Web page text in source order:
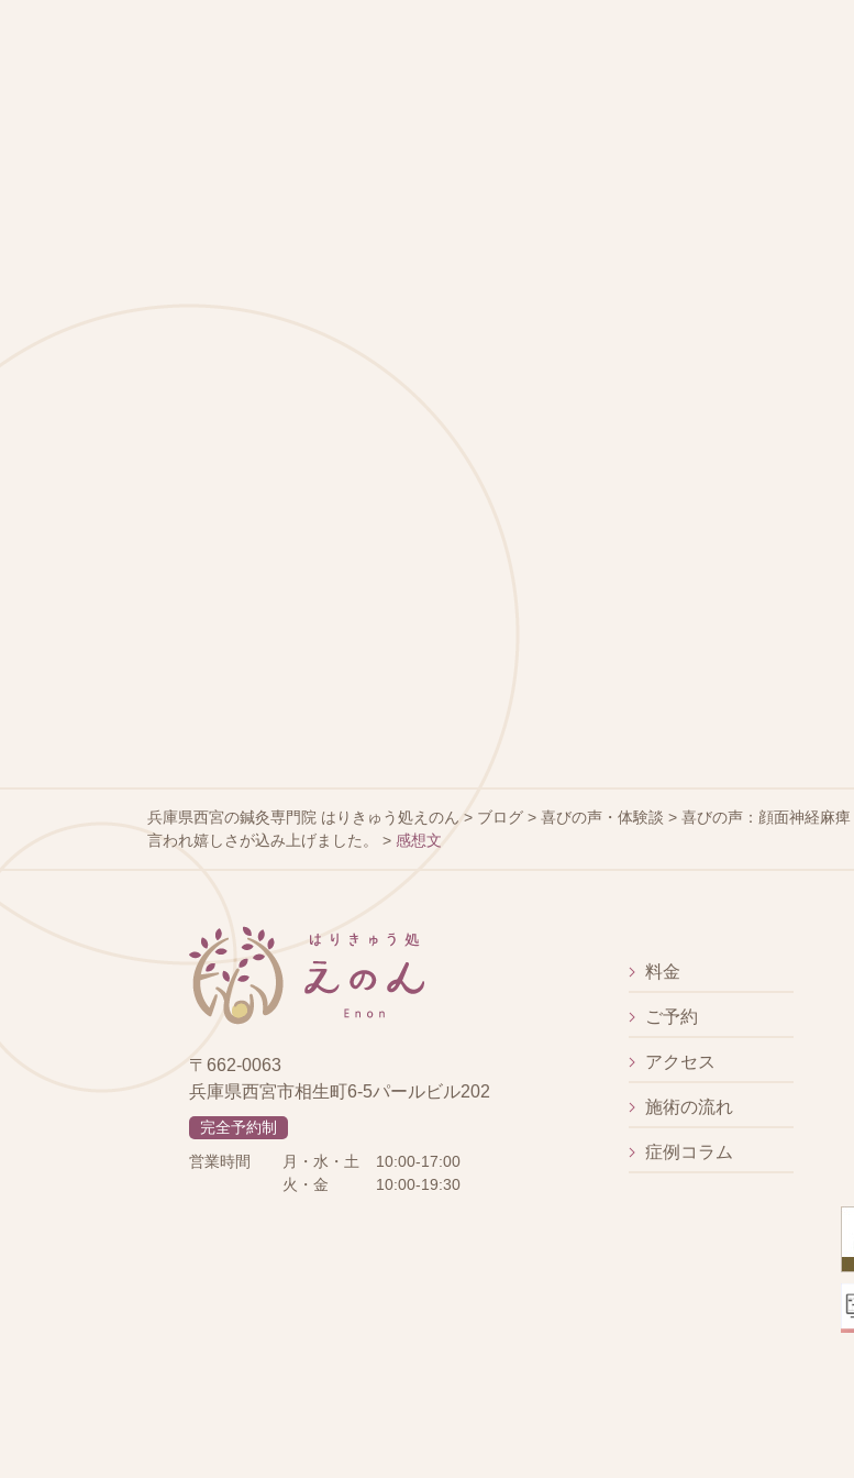
兵庫県西宮の鍼灸専門院 はりきゅう処えのん > ブログ >喜びの声・体験談 >喜びの声：顔面神経麻痺
言われ嬉しさが込み上げました。
> 感想文
〒662-0063
兵庫県西宮市相生町6-5パールビル202
完全予約制
営業時間
月・水・土
10:00-17:00
火・金
10:00-19:30
料金
ご予約
アクセス
施術の流れ
症例コラム